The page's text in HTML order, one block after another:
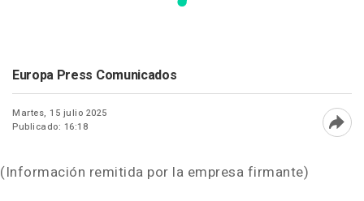
Europa Press Comunicados
Martes, 15 julio 2025
Publicado: 16:18
(Información remitida por la empresa firmante)